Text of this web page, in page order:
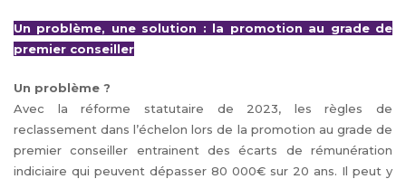
Un problème, une solution : la promotion au grade de
premier conseiller
Un problème ?
Avec la réforme statutaire de 2023, les règles de
reclassement dans l’échelon lors de la promotion au grade de
premier conseiller entrainent des écarts de rémunération
indiciaire qui peuvent dépasser 80 000€ sur 20 ans. Il peut y